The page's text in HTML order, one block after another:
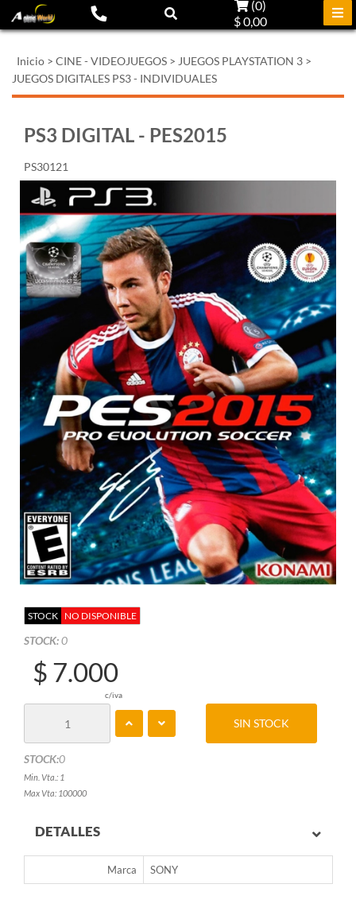
(0)
$ 0,00
Inicio > CINE - VIDEOJUEGOS > JUEGOS PLAYSTATION 3 >
JUEGOS DIGITALES PS3 - INDIVIDUALES
PS3 DIGITAL - PES2015
PS30121
STOCK NO DISPONIBLE
STOCK:0
$ 7.000
c/iva
STOCK:0
Min. Vta.: 1
Max Vta: 100000
SIN STOCK
DETALLES
Marca SONY